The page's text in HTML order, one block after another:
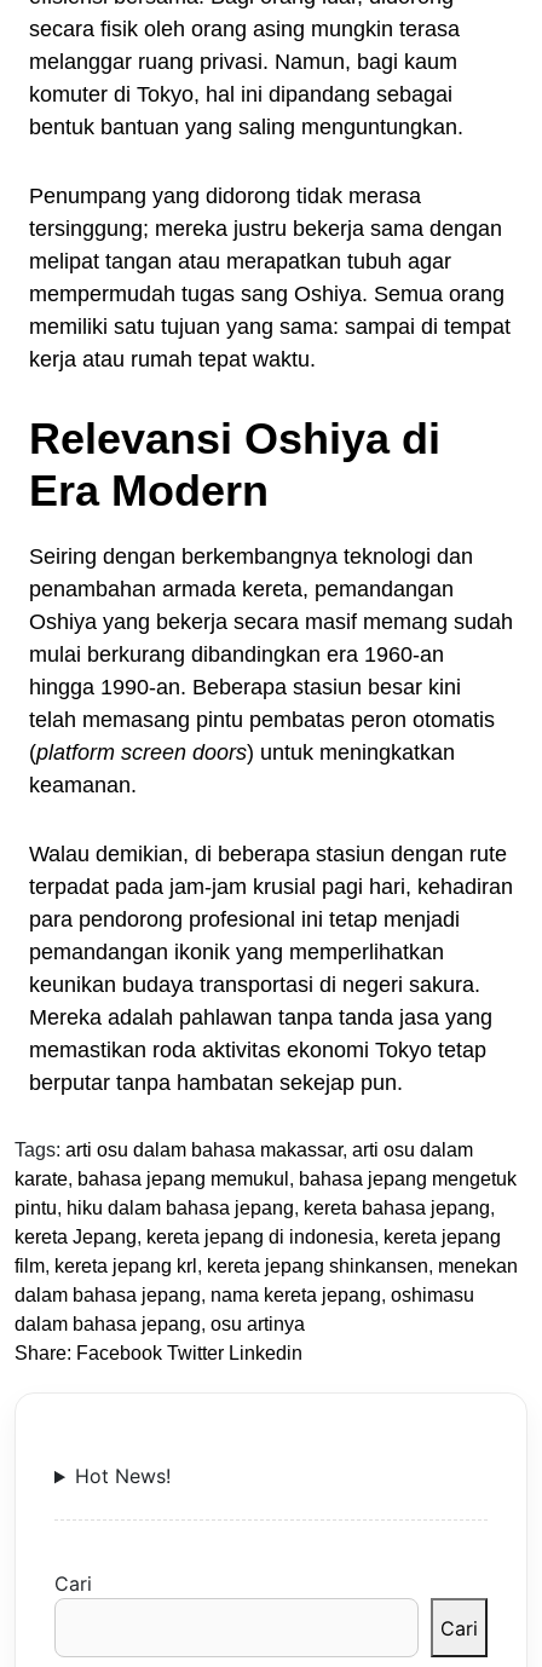
secara fisik oleh orang asing mungkin terasa
melanggar ruang privasi. Namun, bagi kaum
komuter di Tokyo, hal ini dipandang sebagai
bentuk bantuan yang saling menguntungkan.
Penumpang yang didorong tidak merasa
tersinggung; mereka justru bekerja sama dengan
melipat tangan atau merapatkan tubuh agar
mempermudah tugas sang Oshiya. Semua orang
memiliki satu tujuan yang sama: sampai di tempat
kerja atau rumah tepat waktu.
Relevansi Oshiya di
Era Modern
Seiring dengan berkembangnya teknologi dan
penambahan armada kereta, pemandangan
Oshiya yang bekerja secara masif memang sudah
mulai berkurang dibandingkan era 1960-an
hingga 1990-an. Beberapa stasiun besar kini
telah memasang pintu pembatas peron otomatis
(platform screen doors) untuk meningkatkan
keamanan.
Walau demikian, di beberapa stasiun dengan rute
terpadat pada jam-jam krusial pagi hari, kehadiran
para pendorong profesional ini tetap menjadi
pemandangan ikonik yang memperlihatkan
keunikan budaya transportasi di negeri sakura.
Mereka adalah pahlawan tanpa tanda jasa yang
memastikan roda aktivitas ekonomi Tokyo tetap
berputar tanpa hambatan sekejap pun.
Tags: arti osu dalam bahasa makassar, arti osu dalam
karate, bahasa jepang memukul , bahasa jepang mengetuk
pintu, hiku dalam bahasa jepang, kereta bahasa jepang,
kereta Jepang, kereta jepang di indonesia, kereta jepang
film, kereta jepang krl , kereta jepang shinkansen, menekan
dalam bahasa jepang, nama kereta jepang, oshimasu
dalam bahasa jepang, osu artinya
Share: Facebook Twitter Linkedin
Hot News!
Cari
Cari